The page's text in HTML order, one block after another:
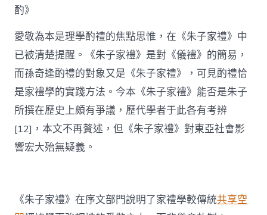
酌》
愛敬為本是理學酌禮的焦點思惟，在《朱子家禮》中
已被清楚提醒。《朱子家禮》是對《儀禮》的簡易，
而孫奇逢酌禮的對象又是《朱子家禮》，可見酌禮恰
是家禮學的實踐方法。今本《朱子家禮》能否是朱子
所撰在歷史上頗有爭議，歷代學者于此各有考辨
[12]，本文不再贅述，但《朱子家禮》對東亞社會影
響宏大殆無疑義。
《朱子家禮》在序文部門說明了家禮學較傳統共享空